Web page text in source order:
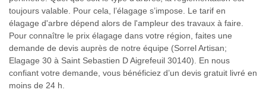
toujours valable. Pour cela, l’élagage s’impose. Le tarif en
élagage d'arbre dépend alors de l'ampleur des travaux à faire.
Pour connaître le prix élagage dans votre région, faites une
demande de devis auprès de notre équipe (Sorrel Artisan;
Elagage 30 à Saint Sebastien D Aigrefeuil 30140). En nous
confiant votre demande, vous bénéficiez d’un devis gratuit livré en
moins de 24 h.